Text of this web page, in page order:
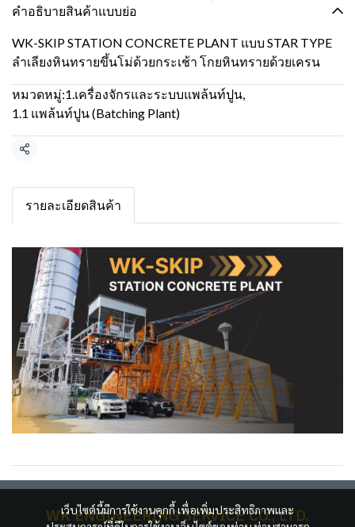
คำอธิบายสินค้าแบบย่อ
WK-SKIP STATION CONCRETE PLANT แบบ STAR TYPE
ลำเลียงหินทรายขึ้นโม่ด้วยกระเช้า โกยหินทรายด้วยเครน
หมวดหมู่:1.เครื่องจักรและระบบแพล้นท์ปูน,
1.1 แพล้นท์ปูน (Batching Plant)
แชร์
รายละเอียดสินค้า
เว็บไซต์นี้มีการใช้งานคุกกี้ เพื่อเพิ่มประสิทธิภาพและ
WK ENGINEERING SERVICE CO., LTD.